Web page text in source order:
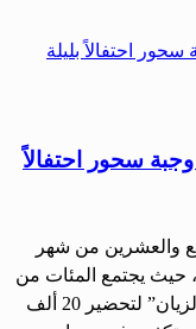
التطوعية توزع 20 ألف وجبة سحور احتفالاً
والعشرين من شهر
حيث يجتمع المئات من
المتطوعين الشباب في رحاب “كنيسة السالزيان” لتحضير 20 ألف